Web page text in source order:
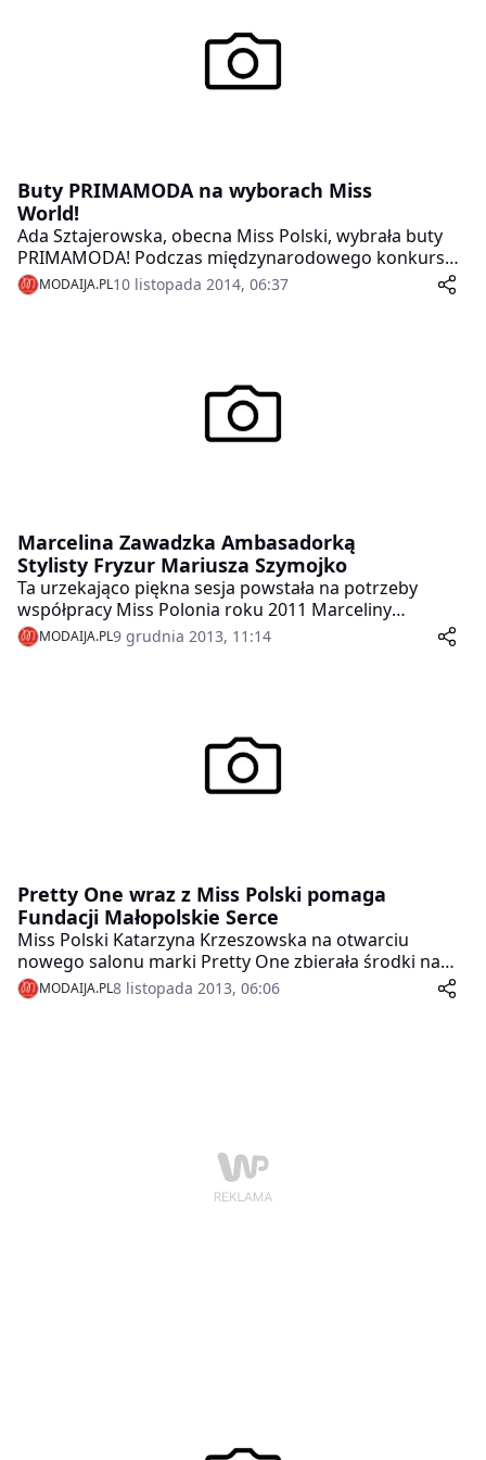
Buty PRIMAMODA na wyborach Miss
World!
Ada Sztajerowska, obecna Miss Polski, wybrała buty
PRIMAMODA! Podczas międzynarodowego konkursu
Miss World, reprezentantka Polski, pokaże wyjątkowe
kreacje, których idealnym uzupełnieniem będą
MODAIJA.PL10 listopada 2014, 06:37
Marcelina Zawadzka Ambasadorką
Stylisty Fryzur Mariusza Szymojko
Ta urzekająco piękna sesja powstała na potrzeby
współpracy Miss Polonia roku 2011 Marceliny
Zawadzkiej, ze Stylistą Fryzur Mariuszem Szymojko.
Marcelinę określają słowa: klasa, piękno, szyk,
przyjaźnią. Obydwoje są młodzi i krok po kroku,
MODAIJA.PL9 grudnia 2013, 11:14
Pretty One wraz z Miss Polski pomaga
Fundacji Małopolskie Serce
Miss Polski Katarzyna Krzeszowska na otwarciu
nowego salonu marki Pretty One zbierała środki na
pomoc dzieciom z Fundacji Małopolskie Serce.
MODAIJA.PL8 listopada 2013, 06:06